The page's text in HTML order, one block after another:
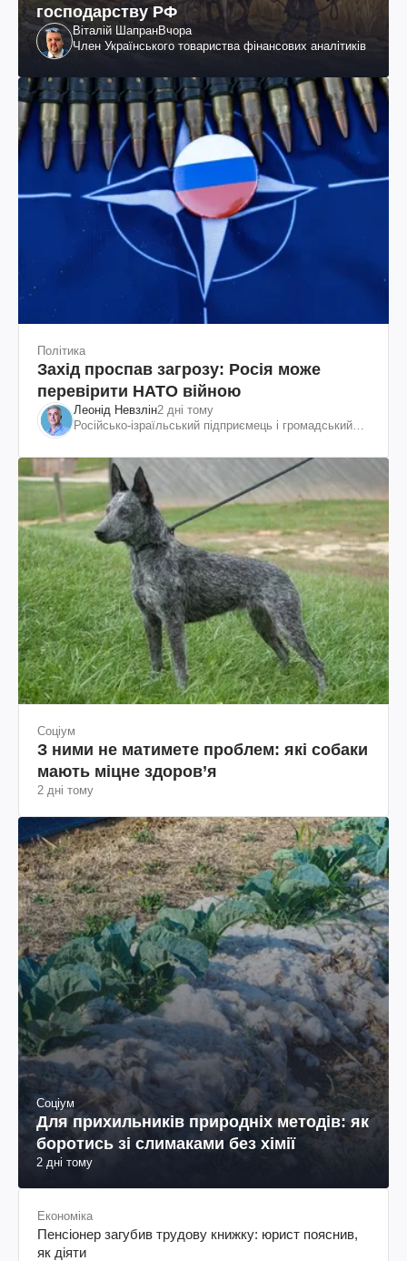
господарству РФ
Віталій ШапранВчора
Член Українського товариства фінансових аналітиків
Політика
Захід проспав загрозу: Росія може
перевірити НАТО війною
Леонід Невзлін2 дні тому
Російсько-ізраїльський підприємець і громадський
Соціум
З ними не матимете проблем: які собаки
мають міцне здоров’я
2 дні тому
Соціум
Для прихильників природніх методів: як
боротись зі слимаками без хімії
2 дні тому
Економіка
Пенсіонер загубив трудову книжку: юрист пояснив,
як діяти